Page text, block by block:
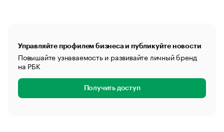
Управляйте профилем бизнеса и публикуйте новости
Повышайте узнаваемость и развивайте личный бренд
на РБК
Получить доступ